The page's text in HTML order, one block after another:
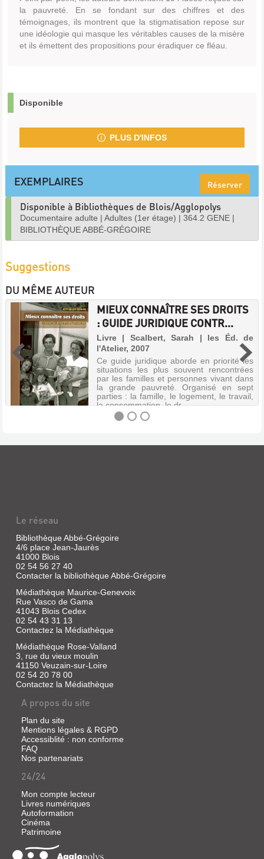
la pauvreté. En se fondant sur des chiffres et des
témoignages, ils montrent que la stigmatisation repose sur
une idéologie qui masque les véritables causes de la misère
et ils émettent des propositions pour éradiquer ce fléau.
Disponible
PLUS D'INFOS
EXEMPLAIRES Réserver
Disponible à Bibliothèques de Blois/Agglopolys
Documentaire adulte | Adultes (1er étage) | 364.2 GENE |
BIBLIOTHÈQUE ABBÉ-GRÉGOIRE
Suggestions
DU MÊME AUTEUR
MIEUX CONNAÎTRE SES DROITS
: GUIDE JURIDIQUE CONTR...
Livre | Scalbert, Sarah | les Éd. de
l'Atelier, 2007
Ce guide juridique aborde en priorité les
situations les plus souvent rencontrées
par les familles et personnes vivant dans
la grande pauvreté. Organisé en sept
parties : la famille, le logement, le travail,
la consommation, le dr...
GUIDE
JURIDIQUE
CONTR...
Livre
Scalbert,
Sarah
les
Éd.
l'Atelier,
2007
Ce
guide
aborde
priorité
les
situations
les
plus
souvent
rencontrées
par
les
familles
personnes
vivant
dans
grande
Le réseau
Bibliothèque Abbé-Grégoire
4/6 place Jean-Jaurès
41000 Blois
02 54 56 27 40
Contacter la bibliothèque Abbé-Grégoire
Médiathèque Maurice-Genevoix
Rue Vasco de Gama
41043 Blois Cedex
02 54 43 31 13
Contactez la Médiathèque
Médiathèque Rose-Valland
3, rue du vieux moulin
41150 Veuzain-sur-Loire
02 54 20 78 00
Contactez la Médiathèque
A propos du site
Plan du site
Mentions légales & RGPD
Accessiblité : non conforme
FAQ
Nos partenariats
24/24
Mon compte lecteur
Livres numériques
Autoformation
Cinéma
Patrimoine